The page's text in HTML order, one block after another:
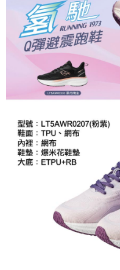
「AFTEE先享後付」，若未經
任。
４．使用「AFTEE先享後付」
時審查核予不同之上限額度；
請求用戶進行身份認證。
５．嚴禁一人註冊多個帳號或
恩沛科技股份有限公司將有權